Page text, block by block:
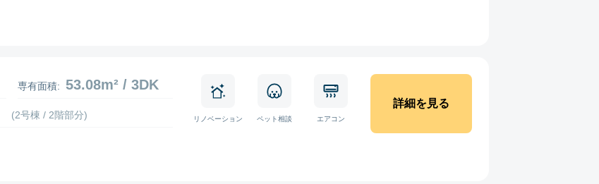
専有面積: 53.08m² / 3DK
(2号棟 / 2階部分) リノベーション ペット相談 エアコン
詳細を見る